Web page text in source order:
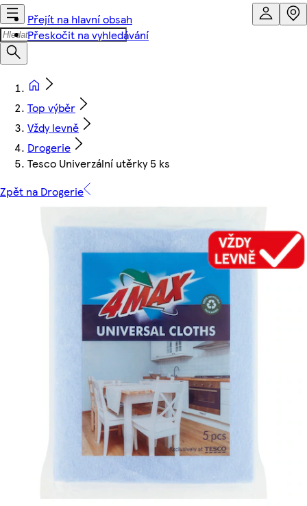
Přejít na hlavní obsah
Přeskočit na vyhledávání
Top výběr
Vždy levně
Drogerie
Tesco Univerzální utěrky 5 ks
Zpět na Drogerie